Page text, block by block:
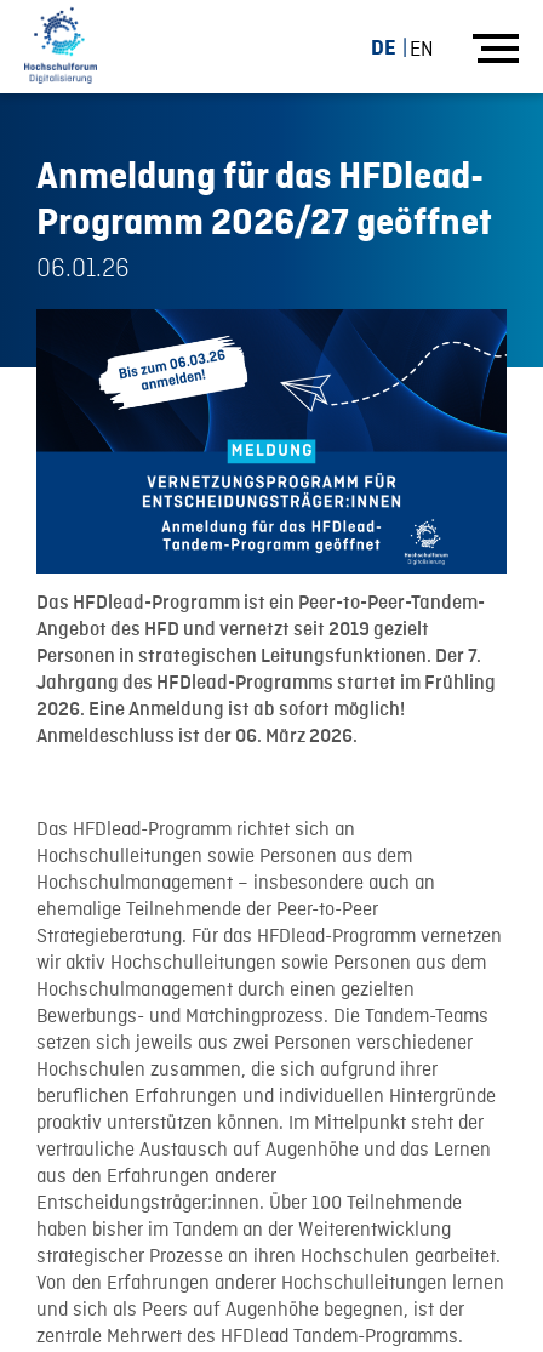
DE EN
Anmeldung für das HFDlead-
Programm 2026/27 geöffnet
06.01.26
Das HFDlead-Programm ist ein Peer-to-Peer-Tandem-
Angebot des HFD und vernetzt seit 2019 gezielt
Personen in strategischen Leitungsfunktionen. Der 7.
Jahrgang des HFDlead-Programms startet im Frühling
2026. Eine Anmeldung ist ab sofort möglich!
Anmeldeschluss ist der 06. März 2026.
Das HFDlead-Programm richtet sich an
Hochschulleitungen sowie Personen aus dem
Hochschulmanagement – insbesondere auch an
ehemalige Teilnehmende der Peer-to-Peer
Strategieberatung. Für das HFDlead-Programm vernetzen
wir aktiv Hochschulleitungen sowie Personen aus dem
Hochschulmanagement durch einen gezielten
Bewerbungs- und Matchingprozess. Die Tandem-Teams
setzen sich jeweils aus zwei Personen verschiedener
Hochschulen zusammen, die sich aufgrund ihrer
beruflichen Erfahrungen und individuellen Hintergründe
proaktiv unterstützen können. Im Mittelpunkt steht der
vertrauliche Austausch auf Augenhöhe und das Lernen
aus den Erfahrungen anderer
Entscheidungsträger:innen. Über 100 Teilnehmende
haben bisher im Tandem an der Weiterentwicklung
strategischer Prozesse an ihren Hochschulen gearbeitet.
Von den Erfahrungen anderer Hochschulleitungen lernen
und sich als Peers auf Augenhöhe begegnen, ist der
zentrale Mehrwert des HFDlead Tandem-Programms.